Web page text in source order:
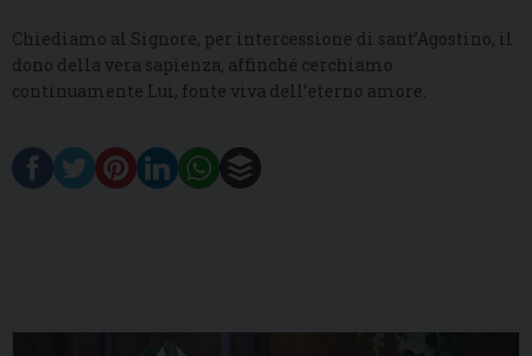
Chiediamo al Signore, per intercessione di sant’Agostino, il
dono della vera sapienza, affinché cerchiamo
continuamente Lui, fonte viva dell’eterno amore.